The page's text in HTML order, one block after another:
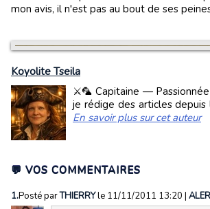
mon avis, il n'est pas au bout de ses
Koyolite Tseila
⚔️🦜 Capitaine —
je rédige des articles depuis
En savoir plus sur cet auteur
💬 VOS COMMENTAIRES
1.Posté parTHIERRYle 11/11/2011 13:20 |